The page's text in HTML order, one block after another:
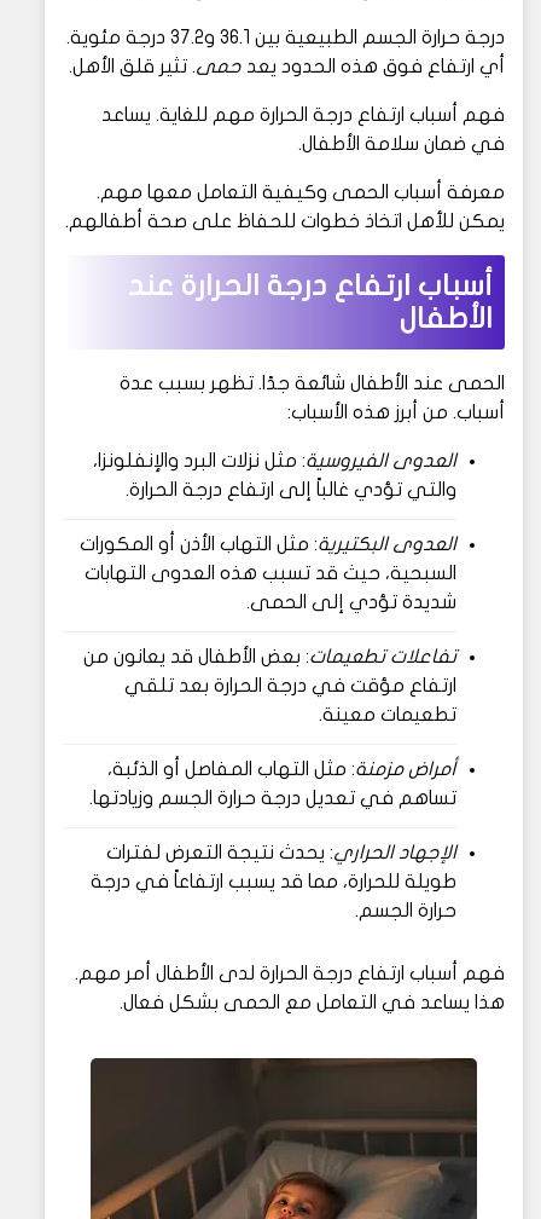
درجة حرارة الجسم الطبيعية بين 36.1 و37.2 درجة مئوية.
أي ارتفاع فوق هذه الحدود يعد حمى. تثير قلق الأهل.
فهم أسباب ارتفاع درجة الحرارة مهم للغاية. يساعد
في ضمان سلامة الأطفال.
معرفة أسباب الحمى وكيفية التعامل معها مهم.
يمكن للأهل اتخاذ خطوات للحفاظ على صحة أطفالهم.
أسباب ارتفاع درجة الحرارة عند
الأطفال
الحمى عند الأطفال شائعة جدًا. تظهر بسبب عدة
أسباب. من أبرز هذه الأسباب:
العدوى الفيروسية: مثل نزلات البرد والإنفلونزا،
والتي تؤدي غالباً إلى ارتفاع درجة الحرارة.
العدوى البكتيرية: مثل التهاب الأذن أو المكورات
السبحية، حيث قد تسبب هذه العدوى التهابات
شديدة تؤدي إلى الحمى.
تفاعلات تطعيمات: بعض الأطفال قد يعانون من
ارتفاع مؤقت في درجة الحرارة بعد تلقي
تطعيمات معينة.
أمراض مزمنة: مثل التهاب المفاصل أو الذئبة،
تساهم في تعديل درجة حرارة الجسم وزيادتها.
الإجهاد الحراري: يحدث نتيجة التعرض لفترات
طويلة للحرارة، مما قد يسبب ارتفاعاً في درجة
حرارة الجسم.
فهم أسباب ارتفاع درجة الحرارة لدى الأطفال أمر مهم.
هذا يساعد في التعامل مع الحمى بشكل فعال.